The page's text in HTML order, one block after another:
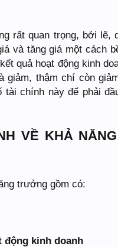
rất quan trọng, bởi lẽ,
và tăng giá một cách
quả hoạt động kinh
giảm, thậm chí còn
tài chính này để phải
VỀ KHẢ
trưởng gồm có:
động kinh doanh